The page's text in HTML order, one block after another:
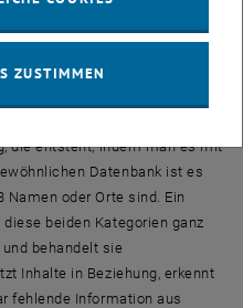
die entsteht, indem man es mit
Datenbank ist es
Namen oder Orte sind. Ein
beiden Kategorien ganz
behandelt sie
Inhalte in Beziehung, erkennt
fehlende Information aus
ZUSTIMMEN